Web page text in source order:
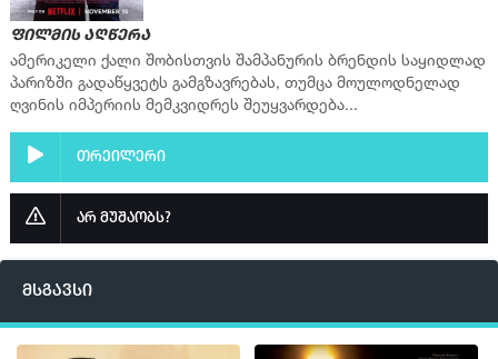
ფილმის აღწერა
ამერიკელი ქალი შობისთვის შამპანურის ბრენდის საყიდლად
პარიზში გადაწყვეტს გამგზავრებას, თუმცა მოულოდნელად
ღვინის იმპერიის მემკვიდრეს შეუყვარდება...
თრეილერი
არ მუშაობს?
მსგავსი